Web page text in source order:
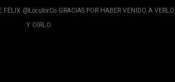
de Google Maps con lo que
los usuarios reseñas del lugares
FÉLIX @LocutorCo GRACIAS POR HABER VENIDO A VERLO
Y OÍRLO.